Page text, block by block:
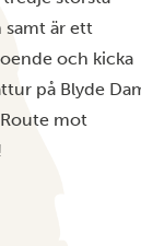
samt är ett
och kicka
på Blyde
mot